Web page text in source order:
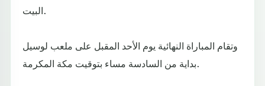
البيت.
وتقام المباراة النهائية يوم الأحد المقبل على ملعب لوسيل
بداية من السادسة مساء بتوقيت مكة المكرمة.